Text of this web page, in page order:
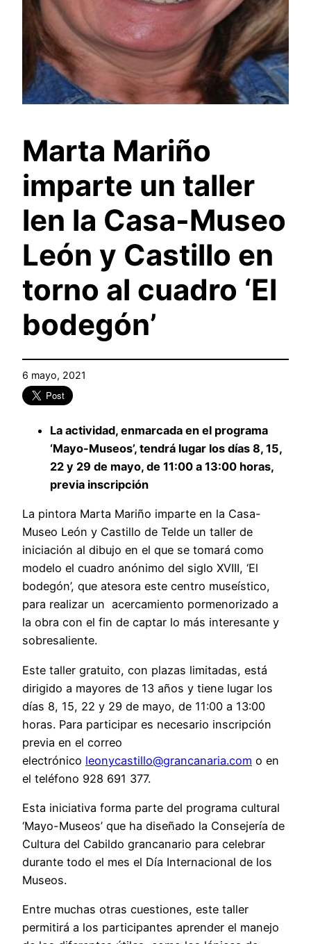
Marta Mariño
imparte un taller
len la Casa-Museo
León y Castillo en
torno al cuadro ‘El
bodegón’
6 mayo, 2021
La actividad, enmarcada en el programa
‘Mayo-Museos’, tendrá lugar los días 8, 15,
22 y 29 de mayo, de 11:00 a 13:00 horas,
previa inscripción
La pintora Marta Mariño imparte en la Casa-
Museo León y Castillo de Telde un taller de
iniciación al dibujo en el que se tomará como
modelo el cuadro anónimo del siglo XVIII, ‘El
bodegón’, que atesora este centro museístico,
para realizar un acercamiento pormenorizado a
la obra con el fin de captar lo más interesante y
sobresaliente.
Este taller gratuito, con plazas limitadas, está
dirigido a mayores de 13 años y tiene lugar los
días 8, 15, 22 y 29 de mayo, de 11:00 a 13:00
horas. Para participar es necesario inscripción
previa en el correo
electrónico leonycastillo@grancanaria.com o en
el teléfono 928 691 377.
Esta iniciativa forma parte del programa cultural
‘Mayo-Museos’ que ha diseñado la Consejería de
Cultura del Cabildo grancanario para celebrar
durante todo el mes el Día Internacional de los
Museos.
Entre muchas otras cuestiones, este taller
permitirá a los participantes aprender el manejo